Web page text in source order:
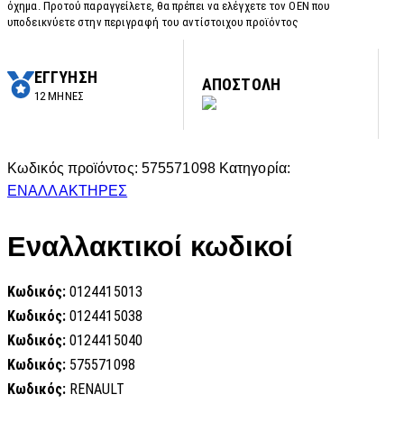
όχημα. Προτού παραγγείλετε, θα πρέπει να ελέγχετε τον OEN που
υποδεικνύετε στην περιγραφή του αντίστοιχου προϊόντος
ΕΓΓΥΗΣΗ
12 ΜΗΝΕΣ
ΑΠΟΣΤΟΛΗ
Κωδικός προϊόντος: 575571098 Κατηγορία:
ΕΝΑΛΛΑΚΤΗΡΕΣ
Εναλλακτικοί κωδικοί
Κωδικός: 0124415013
Κωδικός: 0124415038
Κωδικός: 0124415040
Κωδικός: 575571098
Κωδικός: RENAULT